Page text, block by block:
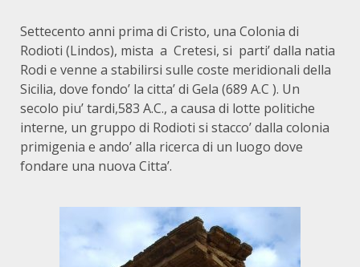
Settecento anni prima di Cristo, una Colonia di
Rodioti (Lindos), mista a Cretesi, si parti’ dalla natia
Rodi e venne a stabilirsi sulle coste meridionali della
Sicilia, dove fondo’ la citta’ di Gela (689 A.C ). Un
secolo piu’ tardi,583 A.C., a causa di lotte politiche
interne, un gruppo di Rodioti si stacco’ dalla colonia
primigenia e ando’ alla ricerca di un luogo dove
fondare una nuova Citta’.